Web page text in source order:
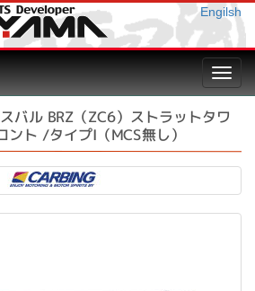
Engilsh
バル BRZ（ZC6）ストラットタワ
ト /タイプI（MCS無し）